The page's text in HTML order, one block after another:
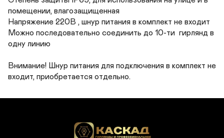
помещении, влагозащищенная
Напряжение 220В , шнур питания в комплект не входит
Можно последовательно соединить до 10-ти  гирлянд в
одну линию
Внимание! Шнур питания для подключения в комплект не
входит, приобретается отдельно.